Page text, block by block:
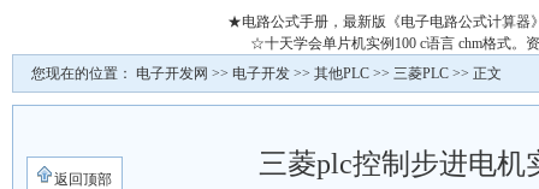
★电路公式手册，最新版《电子电路公式计算器
☆十天学会单片机实例100 c语言 chm格式。
您现在的位置： 电子开发网 >> 电子开发 >> 其他PLC >> 三菱PLC >> 正文
三菱plc控制步进电机
返回顶部